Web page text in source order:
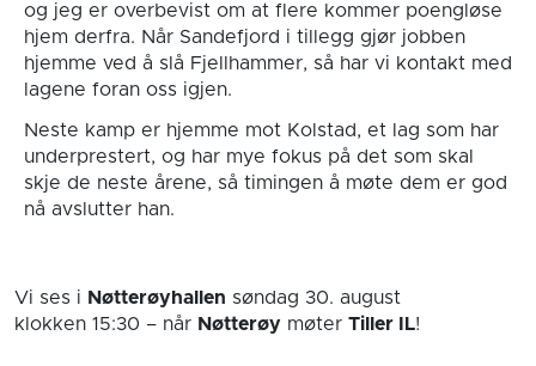
og jeg er overbevist om at flere kommer poengløse
hjem derfra. Når Sandefjord i tillegg gjør jobben
hjemme ved å slå Fjellhammer, så har vi kontakt med
lagene foran oss igjen.
Neste kamp er hjemme mot Kolstad, et lag som har
underprestert, og har mye fokus på det som skal
skje de neste årene, så timingen å møte dem er god
nå avslutter han.
Vi ses i Nøtterøyhallen søndag 30. august
klokken 15:30 – når Nøtterøy møter Tiller IL!